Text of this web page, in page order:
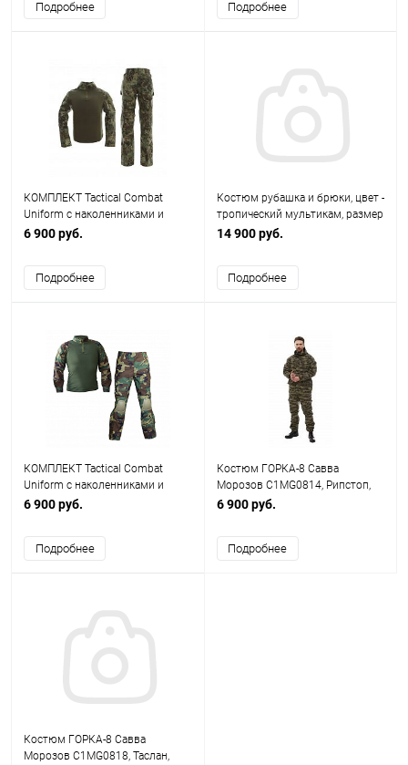
Подробнее Подробнее
КОМПЛЕКТ Tactical Combat
Uniform с наколенниками и
налокотниками Highlander Size L
6 900 руб.
Подробнее
Костюм рубашка и брюки, цвет -
тропический мультикам, размер
M EmersonGear Gen2 EM6972A
14 900 руб.
Подробнее
КОМПЛЕКТ Tactical Combat
Uniform с наколенниками и
налокотниками WOODLAND Size
6 900 руб.
Подробнее
Костюм ГОРКА-8 Савва
Морозов C1MG0814, Рипстоп,
зима (В) Размер 60-62/182-188,
6 900 руб.
Подробнее
Костюм ГОРКА-8 Савва
Морозов C1MG0818, Таслан,